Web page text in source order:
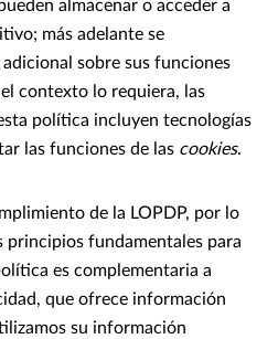
almacenar o acceder a
más adelante se
sobre sus funciones
contexto lo requiera, las
política incluyen tecnologías
las funciones de las cookies.
de la LOPDP, por lo
principios fundamentales para
es complementaria a
que ofrece información
su información